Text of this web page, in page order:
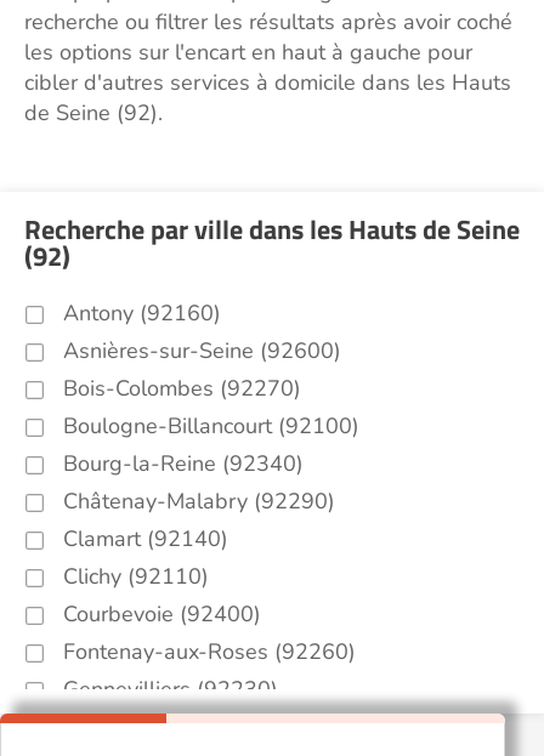
recherche ou filtrer les résultats après avoir coché
les options sur l'encart en haut à gauche pour
cibler d'autres services à domicile dans les Hauts
de Seine (92).
Recherche par ville dans les Hauts de Seine
(92)
Antony (92160)
Asnières-sur-Seine (92600)
Bois-Colombes (92270)
Boulogne-Billancourt (92100)
Bourg-la-Reine (92340)
Châtenay-Malabry (92290)
Clamart (92140)
Clichy (92110)
Courbevoie (92400)
Fontenay-aux-Roses (92260)
Gennevilliers (92230)
Issy-les-Moulineaux (92130)